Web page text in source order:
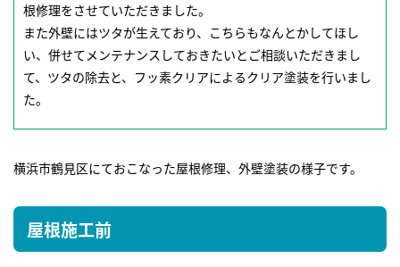
根修理をさせていただきました。
また外壁にはツタが生えており、こちらもなんとかしてほし
い、併せてメンテナンスしておきたいとご相談いただきまし
て、ツタの除去と、フッ素クリアによるクリア塗装を行いまし
た。
横浜市鶴見区にておこなった屋根修理、外壁塗装の様子です。
屋根施工前